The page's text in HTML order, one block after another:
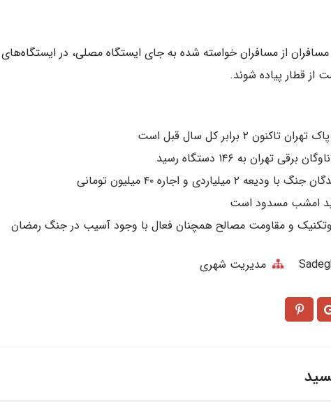
از مسافران خواسته شده به جای ایستگاه مصلی، در ایستگاه‌های
قطار پیاده شوند.
۲ برابر کل سال قبل است
تهران به ۱۴۶ دستگاه رسید
و اجاره ۴۰ میلیون تومانی
امشب مسدود است
و مقاومت مصالح همچنان فعال با وجود آسیب در جنگ رمضان
مدیریت شهری